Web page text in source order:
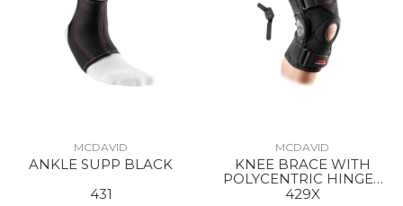
MCDAVID
ANKLE SUPP BLACK
431
MCDAVID
KNEE BRACE WITH
POLYCENTRIC HINGES
AND CROSS STRAPS
429X